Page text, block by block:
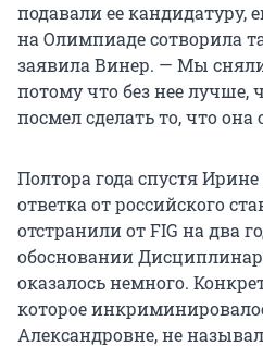
подавали ее кандидатуру,
на Олимпиаде сотворила
заявила Винер. — Мы
потому что без нее лучше,
посмел сделать то, что она
Полтора года спустя
ответка от российского
отстранили от FIG на два
обосновании
оказалось немного.
которое
Александровне, не